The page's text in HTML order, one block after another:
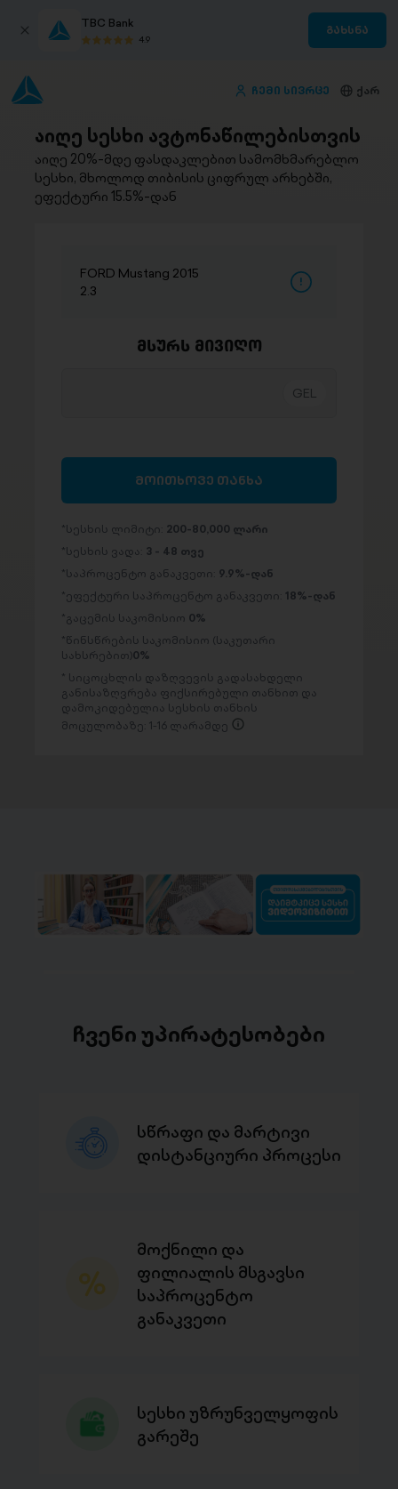
TBC Bank
4.9
გახსნა
ჩემი სივრცე ქარ
აიღე სესხი ავტონაწილებისთვის
აიღე 20%-მდე ფასდაკლებით სამომხმარებლო
სესხი, მხოლოდ თიბისის ციფრულ არხებში,
ეფექტური 15.5%-დან
FORD Mustang 2015
2.3
მსურს მივიღო
მოითხოვე თანხა
სესხის ლიმიტი: 200-80,000 ლარი
სესხის ვადა: 3 - 48 თვე
საპროცენტო განაკვეთი: 9.9%-დან
ეფექტური საპროცენტო განაკვეთი: 18%-დან
გაცემის საკომისიო 0%
წინსწრების საკომისიო (საკუთარი
სახსრებით)0%
სიცოცხლის დაზღვევის გადასახდელი
განისაზღვრება ფიქსირებული თანხით და
დამოკიდებულია სესხის თანხის
მოცულობაზე: 1-16 ლარამდე
ჩვენი უპირატესობები
სწრაფი და მარტივი
დისტანციური პროცესი
მოქნილი და
ფილიალის მსგავსი
საპროცენტო
განაკვეთი
სესხი უზრუნველყოფის
გარეშე